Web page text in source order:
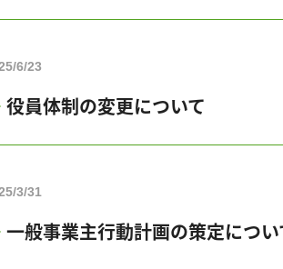
6/23
役員体制の変更について
3/31
一般事業主行動計画の策定につい